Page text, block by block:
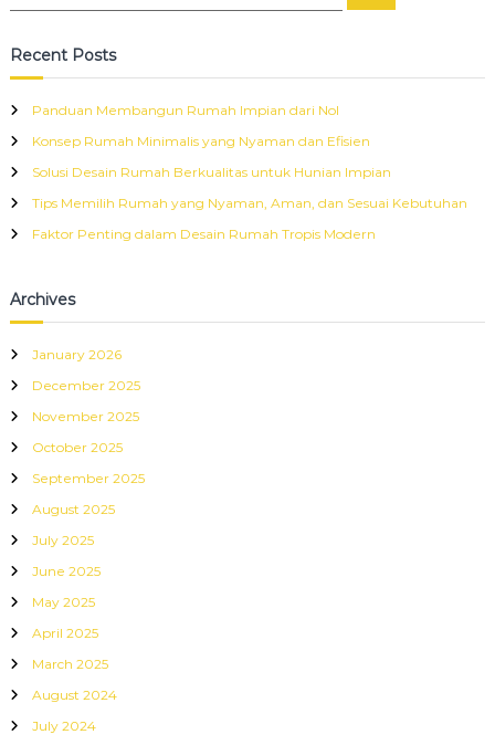
r
c
f
o
r
Recent Posts
Panduan Membangun Rumah Impian dari Nol
Konsep Rumah Minimalis yang Nyaman dan Efisien
Solusi Desain Rumah Berkualitas untuk Hunian Impian
Tips Memilih Rumah yang Nyaman, Aman, dan Sesuai Kebutuhan
Faktor Penting dalam Desain Rumah Tropis Modern
Archives
January 2026
December 2025
November 2025
October 2025
September 2025
August 2025
July 2025
June 2025
May 2025
April 2025
March 2025
August 2024
July 2024